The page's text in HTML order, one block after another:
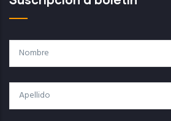
Nombre
Apellido